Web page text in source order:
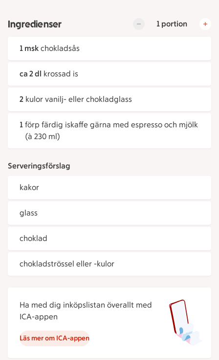
Ingredienser 1 portion
1 msk chokladsås
ca 2 dl krossad is
2 kulor vanilj- eller chokladglass
1 förp färdig iskaffe gärna med espresso och mjölk
(à 230 ml)
Serveringsförslag
kakor
glass
choklad
chokladströssel eller -kulor
Ha med dig inköpslistan överallt med
ICA-appen
Läs mer om ICA-appen